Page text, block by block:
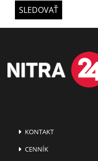
SLEDOVAŤ
KONTAKT
CENNÍK